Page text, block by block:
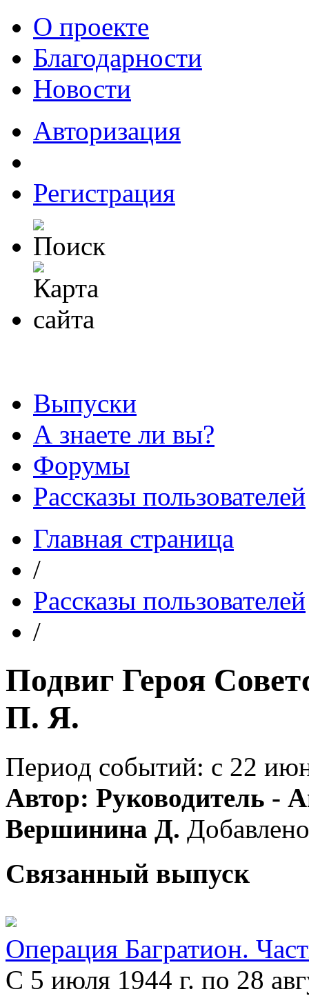
О проекте
Благодарности
Новости
Авторизация
Регистрация
Выпуски
А знаете ли вы?
Форумы
Рассказы пользователей
Главная страница
/
Рассказы пользователей
/
Подвиг Героя
П. Я.
Период событий: с 22
Автор: Руководитель -
Вершинина Д.
Связанный выпуск
Операция Багратион.
С 5 июля 1944 г. по 28